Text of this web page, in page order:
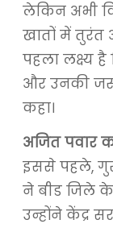
लेकिन अभी
खातों में तुरंत
पहला लक्ष्य
और उनकी
कहा।
अजित पवार
इससे पहले,
ने बीड जिले के
उन्होंने केंद्र